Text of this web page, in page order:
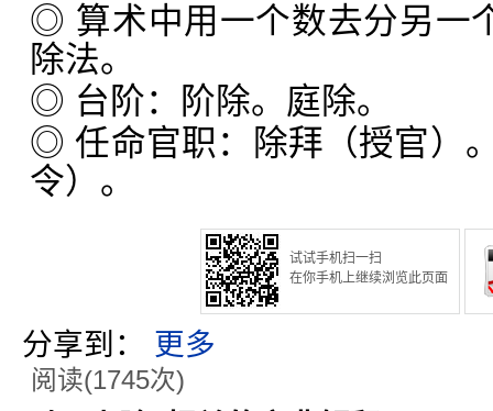
◎ 算术中用一个数去分另一
除法。
◎ 台阶：阶除。庭除。
◎ 任命官职：除拜（授官）
令）。
试试手机扫一扫
在你手机上继续浏览此页面
分享到： 更多
阅读(1745次)